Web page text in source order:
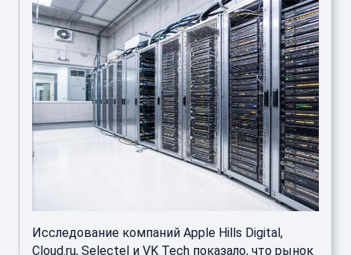
Исследование компаний Apple Hills Digital,
Cloud.ru, Selectel и VK Tech показало, что рынок